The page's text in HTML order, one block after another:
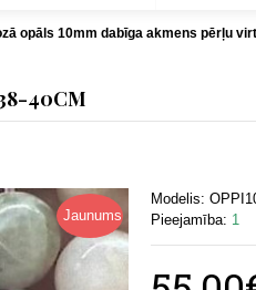
opāls 10mm dabīga akmens pērļu
40CM
Jaunums
Modelis:
Pieejamība: 1